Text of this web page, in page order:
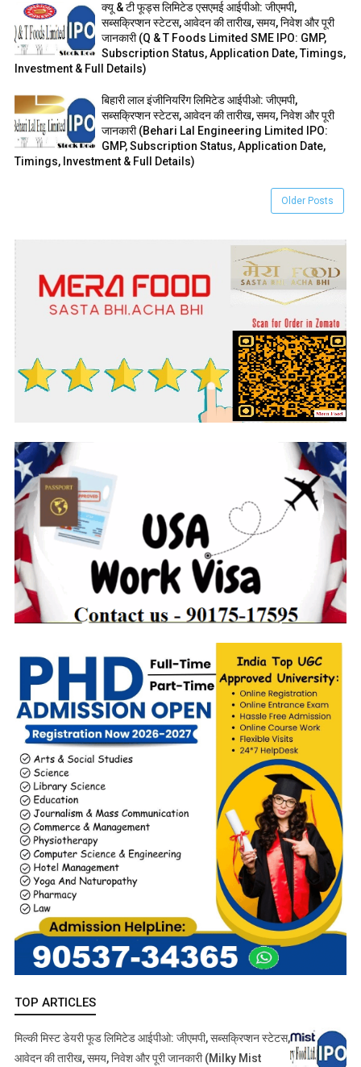
क्यू & टी फूड्स लिमिटेड एसएमई आईपीओ: जीएमपी,
सब्सक्रिप्शन स्टेटस, आवेदन की तारीख, समय, निवेश और पूरी
जानकारी (Q & T Foods Limited SME IPO: GMP,
Subscription Status, Application Date, Timings,
Investment & Full Details)
बिहारी लाल इंजीनियरिंग लिमिटेड आईपीओ: जीएमपी,
सब्सक्रिप्शन स्टेटस, आवेदन की तारीख, समय, निवेश और पूरी
जानकारी (Behari Lal Engineering Limited IPO:
GMP, Subscription Status, Application Date,
Timings, Investment & Full Details)
Older Posts
TOP ARTICLES
मिल्की मिस्ट डेयरी फूड लिमिटेड आईपीओ: जीएमपी, सब्सक्रिप्शन स्टेटस,
आवेदन की तारीख, समय, निवेश और पूरी जानकारी (Milky Mist